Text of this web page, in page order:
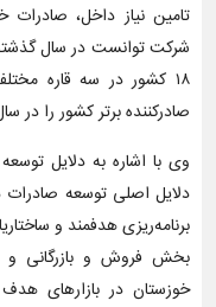
شرکت توانست در سال
۱۸ کشور در سه قاره
صادرکننده برتر کشور را در سال ۱۴۰۲ به خود اختصاص
وی با اشاره به دلایل
دلایل اصلی توسعه
برنامه‌ریزی هدفمند و
بخش فروش و بازرگانی و
خوزستان در بازارهای